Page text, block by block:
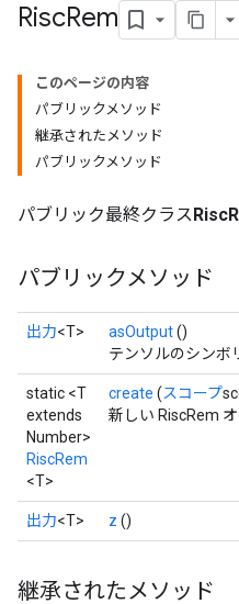
RiscRem
このページの内容
パブリックメソッド
継承されたメソッド
パブリックメソッド
パブリック最終クラス
パブリックメソッド
出力<T> asOutput()
テンソルのシンボ
static <T
extends
Number>
RiscRem
<T>
create (スコープ
新しい RiscRem
出力<T> z ()
継承されたメソッド